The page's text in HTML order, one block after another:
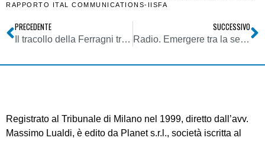
RAPPORTO ITAL COMMUNICATIONS-IISFA
PRECEDENTE
Il tracollo della Ferragni trascina tutti gli influencer: terminata la stagione? Chi vive di comunicazione deve conoscere prima le regole
SUCCESSIVO
Radio. Emergere tra la sempre più affollata offerta digitale: FM-world lancia due pacchetti promozionali per favorire l’esposizione del brand
Registrato al Tribunale di Milano nel 1999, diretto dall’avv.
Massimo Lualdi, è edito da Planet s.r.l., società iscritta al